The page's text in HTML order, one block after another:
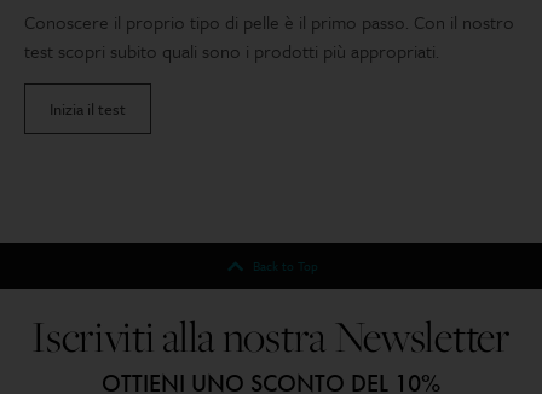
Conoscere il proprio tipo di pelle è il primo passo. Con il nostro
test scopri subito quali sono i prodotti più appropriati.
Inizia il test
Back to Top
Iscriviti alla nostra Newsletter
OTTIENI UNO SCONTO DEL 10%